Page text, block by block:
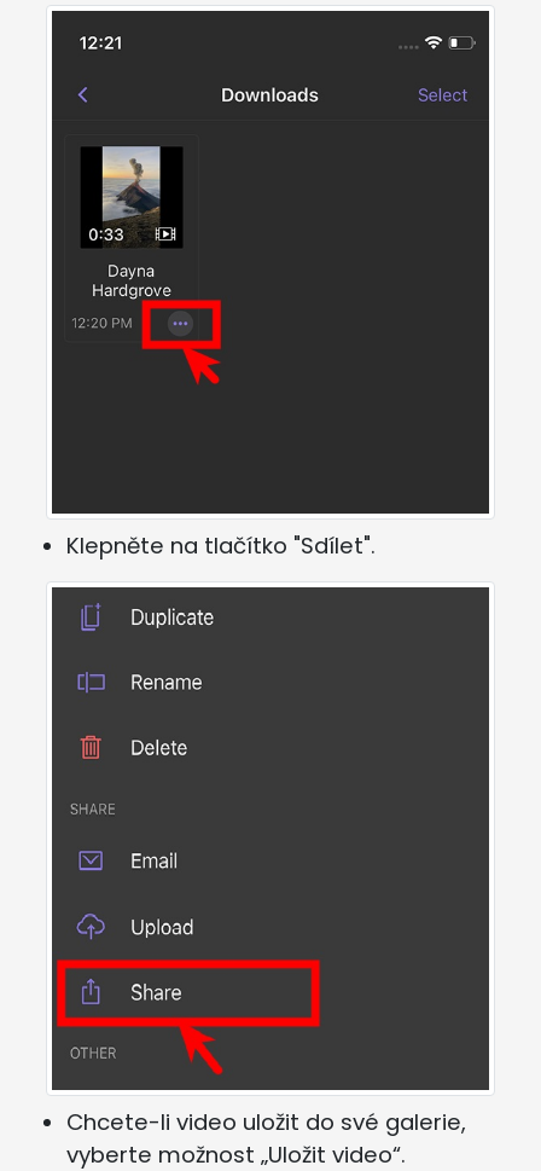
Klepněte na tlačítko "Sdílet".
Chcete-li video uložit do své galerie,
vyberte možnost „Uložit video“.